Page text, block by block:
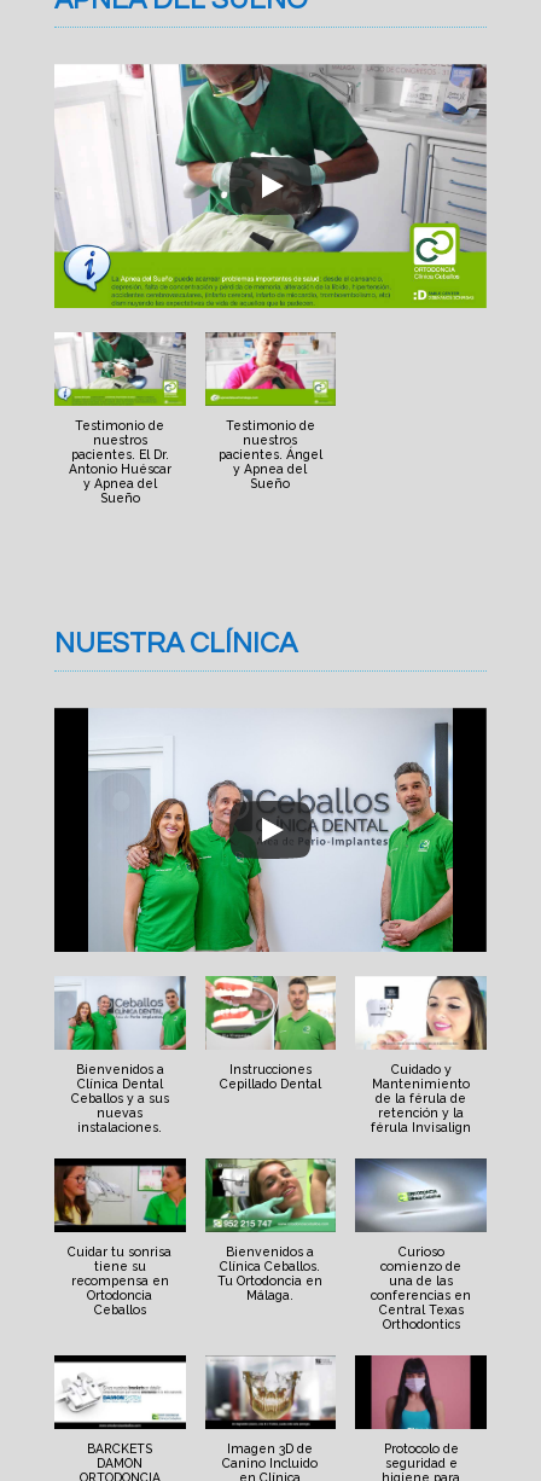
Testimonio de
nuestros
pacientes. El Dr.
Antonio Huéscar
y Apnea del
Sueño
Testimonio de
nuestros
pacientes. Ángel
y Apnea del
Sueño
NUESTRA CLÍNICA
Bienvenidos a
Clínica Dental
Ceballos y a sus
nuevas
instalaciones.
Instrucciones
Cepillado Dental
Cuidado y
Mantenimiento
de la férula de
retención y la
férula Invisalign
Cuidar tu sonrisa
tiene su
recompensa en
Ortodoncia
Ceballos
Bienvenidos a
Clínica Ceballos.
Tu Ortodoncia en
Málaga.
Curioso
comienzo de
una de las
conferencias en
Central Texas
Orthodontics
BARCKETS
DAMON
ORTODONCIA
Imagen 3D de
Canino Incluido
en Clínica
Protocolo de
seguridad e
higiene para